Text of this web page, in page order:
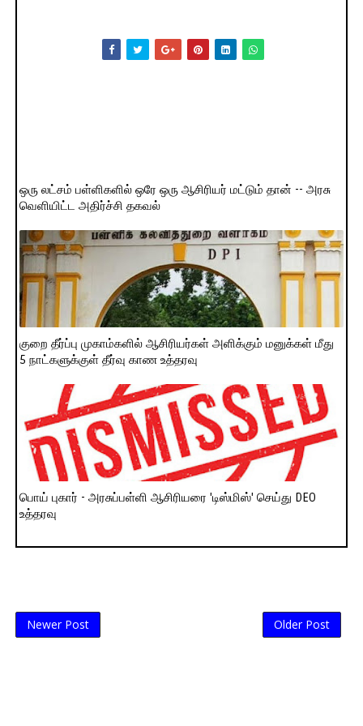
ஒரு லட்சம் பள்ளிகளில் ஒரே ஒரு ஆசிரியர் மட்டும் தான் -- அரசு
வெளியிட்ட அதிர்ச்சி தகவல்
குறை தீர்ப்பு முகாம்களில் ஆசிரியர்கள் அளிக்கும் மனுக்கள் மீது
5 நாட்களுக்குள் தீர்வு காண உத்தரவு
பொய் புகார் - அரசுப்பள்ளி ஆசிரியரை 'டிஸ்மிஸ்' செய்து DEO
உத்தரவு
Newer Post Older Post